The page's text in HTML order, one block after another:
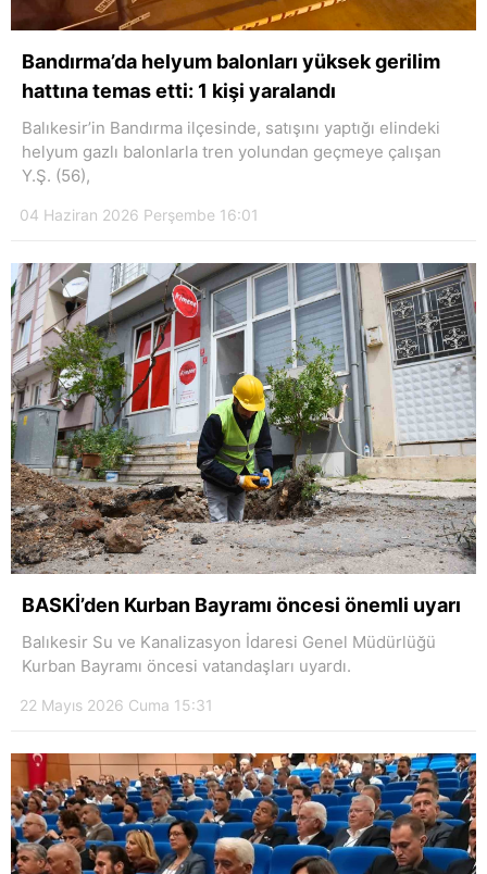
Bandırma’da helyum balonları yüksek gerilim
hattına temas etti: 1 kişi yaralandı
Balıkesir’in Bandırma ilçesinde, satışını yaptığı elindeki
helyum gazlı balonlarla tren yolundan geçmeye çalışan
Y.Ş. (56),
04 Haziran 2026 Perşembe 16:01
BASKİ’den Kurban Bayramı öncesi önemli uyarı
Balıkesir Su ve Kanalizasyon İdaresi Genel Müdürlüğü
Kurban Bayramı öncesi vatandaşları uyardı.
22 Mayıs 2026 Cuma 15:31